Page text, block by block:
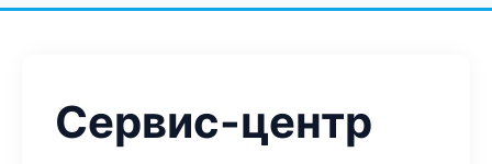
Сервис-центр